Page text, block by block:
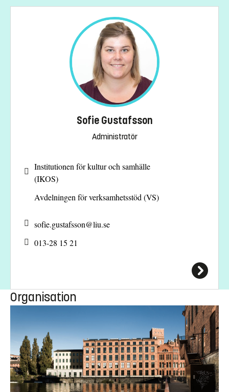
Sofie Gustafsson
Administratör
Institutionen för kultur och samhälle
(IKOS)
Avdelningen för verksamhetsstöd (VS)
sofie.gustafsson@liu.se
013-28 15 21
Organisation